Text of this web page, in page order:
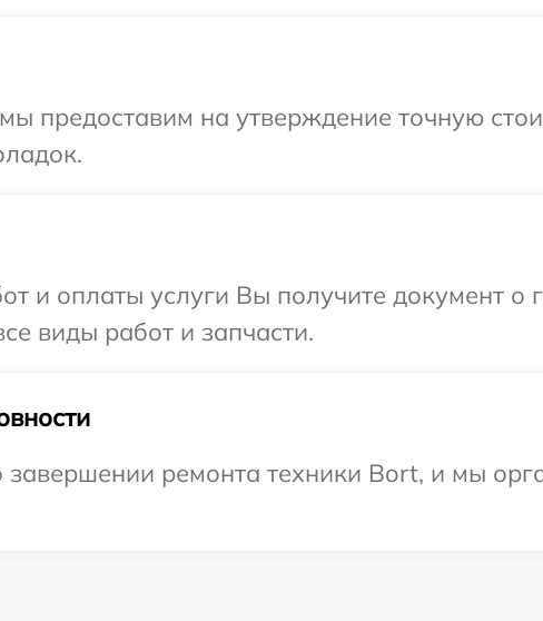
предоставим на утверждение точную
и оплаты услуги Вы получите документ о
виды работ и запчасти.
ремонта техники Bort, и мы